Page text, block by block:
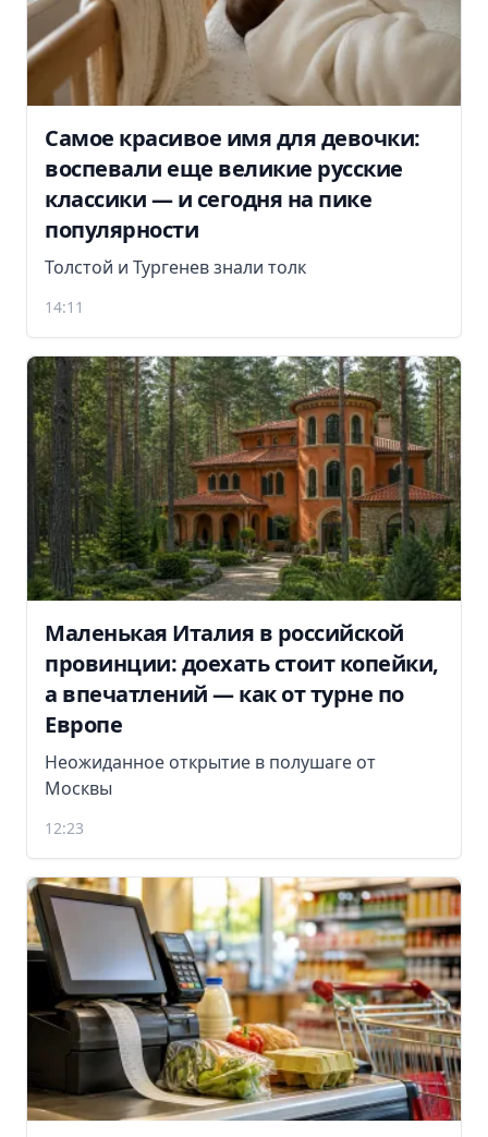
Самое красивое имя для девочки:
воспевали еще великие русские
классики — и сегодня на пике
популярности
Толстой и Тургенев знали толк
14:11
Маленькая Италия в российской
провинции: доехать стоит копейки,
а впечатлений — как от турне по
Европе
Неожиданное открытие в полушаге от
Москвы
12:23